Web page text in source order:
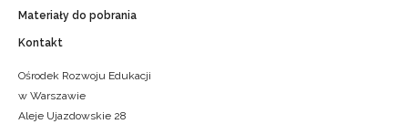
Materiały do pobrania
Kontakt
Ośrodek Rozwoju Edukacji
w Warszawie
Aleje Ujazdowskie 28